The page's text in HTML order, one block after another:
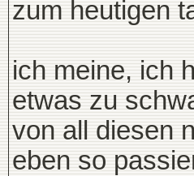
zum heutigen
ich meine, ich
etwas zu
von all diesen
eben so